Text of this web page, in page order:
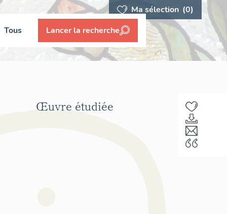
Ma sélection (0)
Tous
Lancer la recherche
Œuvre étudiée